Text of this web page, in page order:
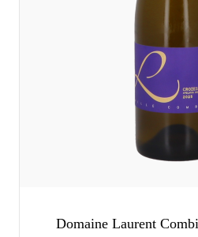
Domaine Laurent